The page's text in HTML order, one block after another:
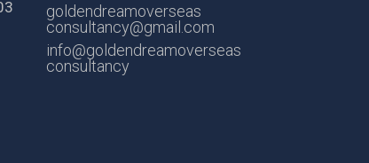
goldendreamoverseas
consultancy@gmail.com
info@goldendreamoverseas
consultancy